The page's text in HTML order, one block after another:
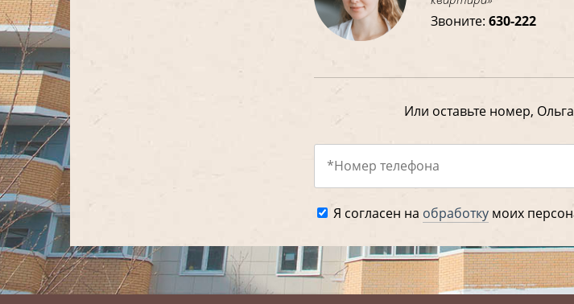
Звоните:630-222
Или оставьте номер,
Я согласен на обработкумоих